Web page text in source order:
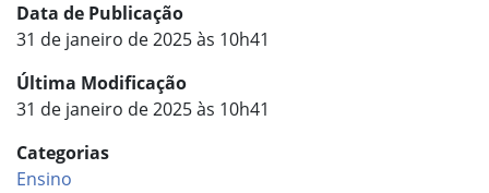
Data de Publicação
31 de janeiro de 2025 às 10h41
Última Modificação
31 de janeiro de 2025 às 10h41
Categorias
Ensino